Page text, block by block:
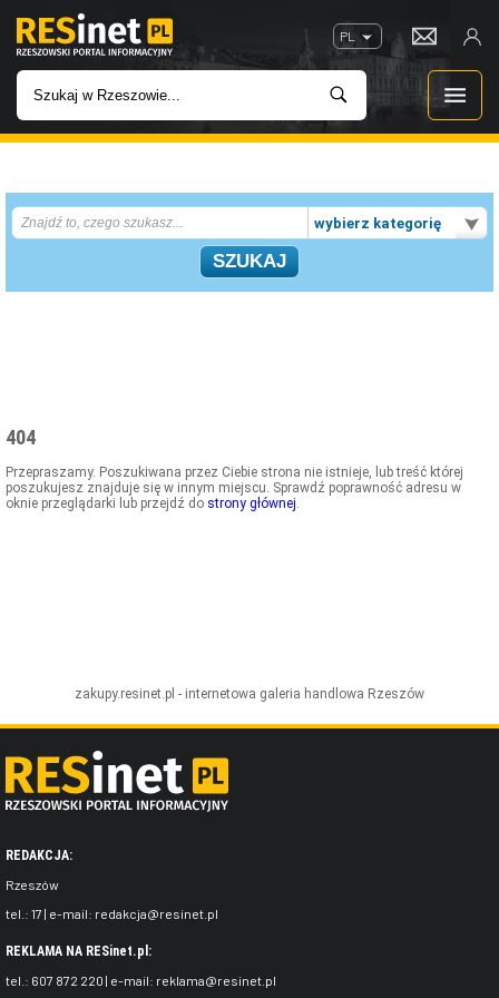
PL
INWESTYCJE
IMPREZY
GASTRONOMIA
wybierz kategorię
404
Przepraszamy. Poszukiwana przez Ciebie strona nie istnieje, lub treść której
poszukujesz znajduje się w innym miejscu. Sprawdź poprawność adresu w
oknie przeglądarki lub przejdź do strony głównej.
zakupy.resinet.pl - internetowa galeria handlowa Rzeszów
REDAKCJA:
Rzeszów
tel.: 17 | e-mail: redakcja@resinet.pl
REKLAMA NA RESinet.pl:
tel.: 607 872 220 | e-mail: reklama@resinet.pl